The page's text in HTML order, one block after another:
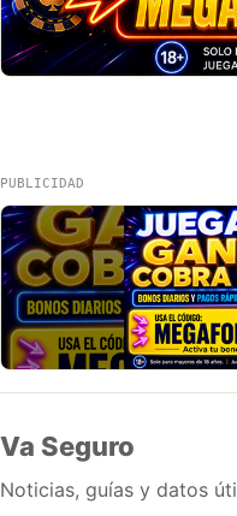
PUBLICIDAD
Va Seguro
Noticias, guías y datos